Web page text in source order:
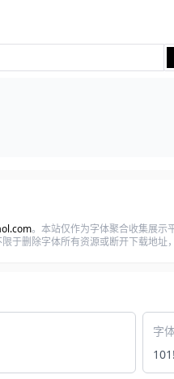
。本站仅作为字体聚合收集展示
删除字体所有资源或断开下载地址
字